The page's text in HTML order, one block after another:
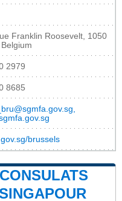
Franklin Roosevelt, 1050
2979
8685
brussels